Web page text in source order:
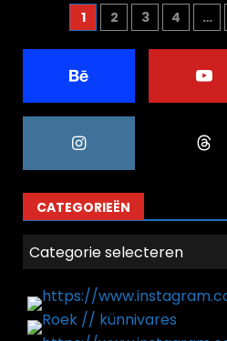
Berichten
paginering
1 2 3 4 …
CATEGORIEËN
Categorieën